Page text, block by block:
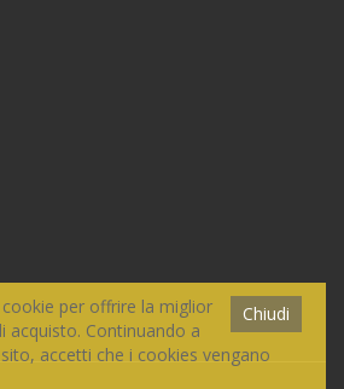
Chiudi
per offrire la miglior
acquisto. Continuando a
accetti che i cookies vengano